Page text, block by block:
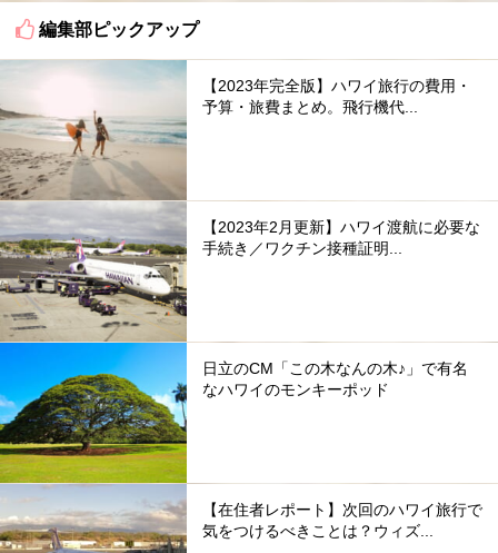
編集部ピックアップ
【2023年完全版】ハワイ旅行の費用・
予算・旅費まとめ。飛行機代...
【2023年2月更新】ハワイ渡航に必要な
手続き／ワクチン接種証明...
日立のCM「この木なんの木♪」で有名
なハワイのモンキーポッド
【在住者レポート】次回のハワイ旅行で
気をつけるべきことは？ウィズ...